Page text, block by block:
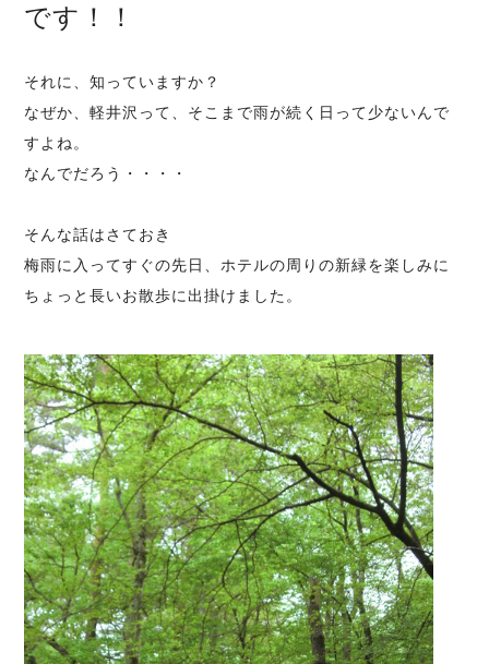
です！！
それに、知っていますか？
なぜか、軽井沢って、そこまで雨が続く日って少ないんで
すよね。
なんでだろう・・・・
そんな話はさておき
梅雨に入ってすぐの先日、ホテルの周りの新緑を楽しみに
ちょっと長いお散歩に出掛けました。